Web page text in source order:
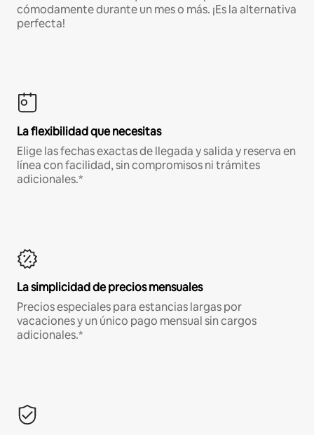
cómodamente durante un mes o más. ¡Es la alternativa
perfecta!
La flexibilidad que necesitas
Elige las fechas exactas de llegada y salida y reserva en
línea con facilidad, sin compromisos ni trámites
adicionales.*
La simplicidad de precios mensuales
Precios especiales para estancias largas por
vacaciones y un único pago mensual sin cargos
adicionales.*